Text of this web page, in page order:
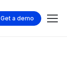
Get a demo